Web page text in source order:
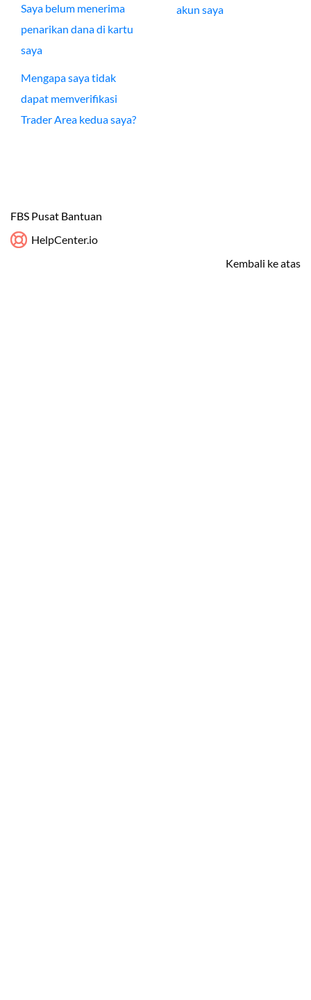
Saya belum menerima
penarikan dana di kartu
saya
Mengapa saya tidak
dapat memverifikasi
Trader Area kedua saya?
akun saya
FBS Pusat Bantuan
HelpCenter.io
Kembali ke atas